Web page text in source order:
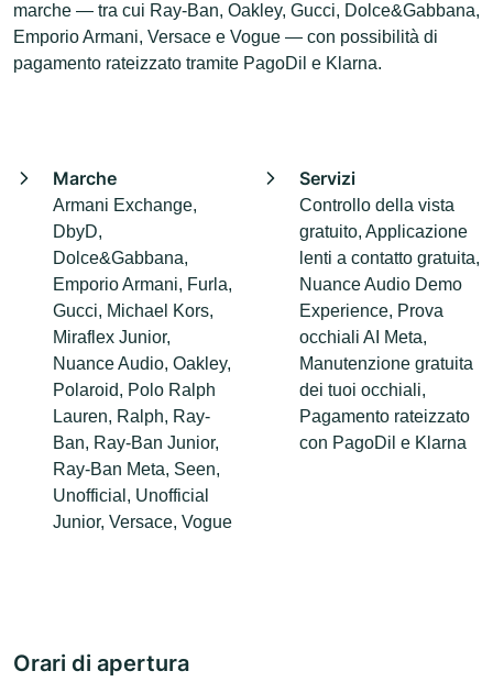
marche — tra cui Ray-Ban, Oakley, Gucci, Dolce&Gabbana,
Emporio Armani, Versace e Vogue — con possibilità di
pagamento rateizzato tramite PagoDil e Klarna.
Marche
Armani Exchange,
DbyD,
Dolce&Gabbana,
Emporio Armani, Furla,
Gucci, Michael Kors,
Miraflex Junior,
Nuance Audio, Oakley,
Polaroid, Polo Ralph
Lauren, Ralph, Ray-
Ban, Ray-Ban Junior,
Ray-Ban Meta, Seen,
Unofficial, Unofficial
Junior, Versace, Vogue
Servizi
Controllo della vista
gratuito, Applicazione
lenti a contatto gratuita,
Nuance Audio Demo
Experience, Prova
occhiali AI Meta,
Manutenzione gratuita
dei tuoi occhiali,
Pagamento rateizzato
con PagoDil e Klarna
Orari di apertura